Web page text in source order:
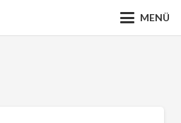
MENÜ